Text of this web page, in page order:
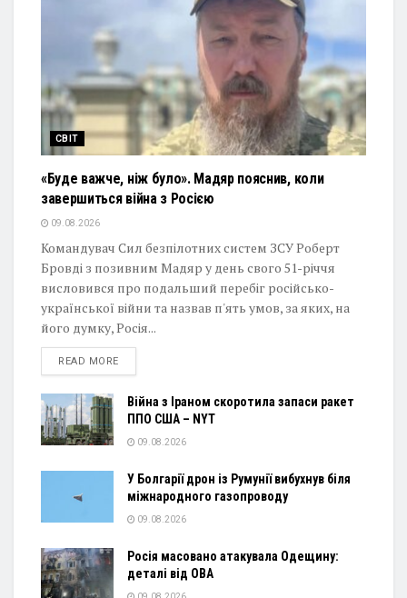
СВІТ
«Буде важче, ніж було». Мадяр пояснив, коли
завершиться війна з Росією
09.08.2026
Командувач Сил безпілотних систем ЗСУ Роберт
Бровді з позивним Мадяр у день свого 51-річчя
висловився про подальший перебіг російсько-
української війни та назвав п'ять умов, за яких, на
його думку, Росія...
READ MOREDETAILS
Війна з Іраном скоротила запаси ракет
ППО США – NYT
09.08.2026
У Болгарії дрон із Румунії вибухнув біля
міжнародного газопроводу
09.08.2026
Росія масовано атакувала Одещину:
деталі від ОВА